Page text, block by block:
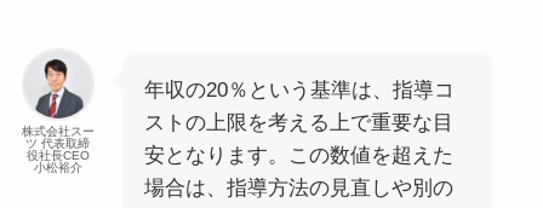
株式会社スー
ツ 代表取締
役社長CEO
小松裕介
年収の20％という基準は、指導コ
ストの上限を考える上で重要な目
安となります。この数値を超えた
場合は、指導方法の見直しや別の